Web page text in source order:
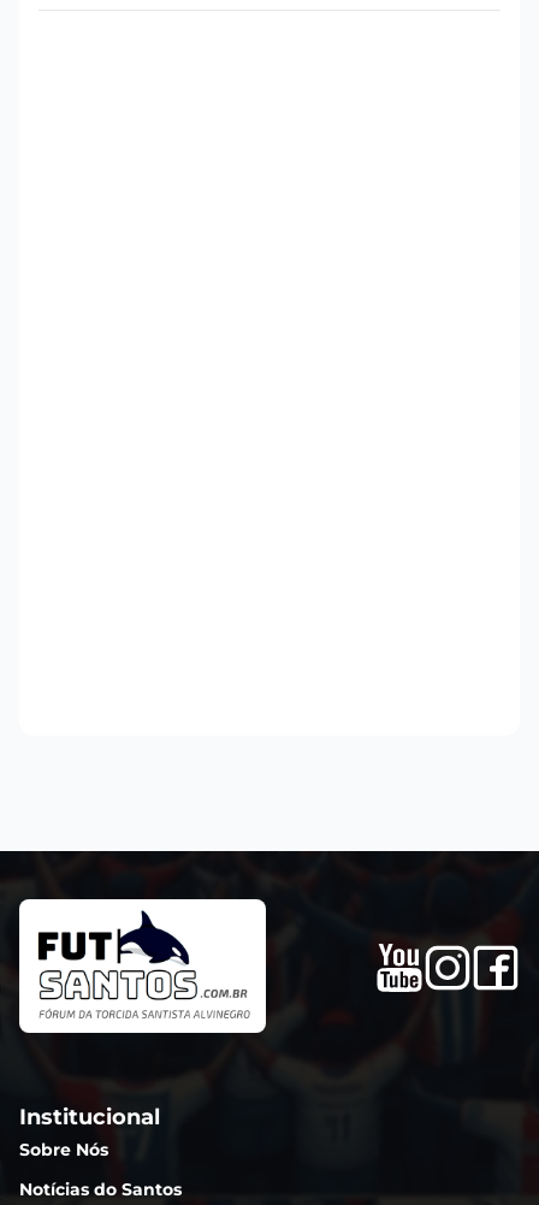
Institucional
Sobre Nós
Notícias do Santos